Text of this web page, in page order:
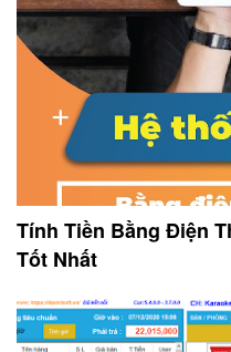
Tính Tiền Bằng Điện
Tốt Nhất